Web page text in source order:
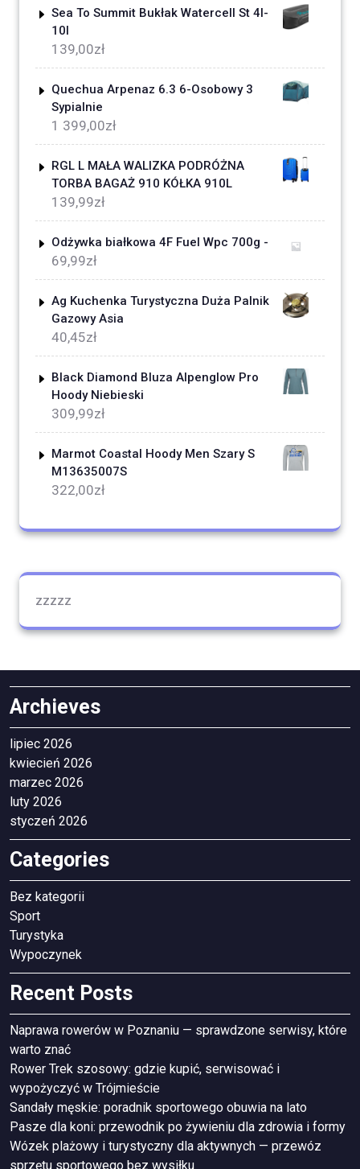
Sea To Summit Bukłak Watercell St 4l-
10l
139,00zł
Quechua Arpenaz 6.3 6-Osobowy 3
Sypialnie
1 399,00zł
RGL L MAŁA WALIZKA PODRÓŻNA
TORBA BAGAŻ 910 KÓŁKA 910L
139,99zł
Odżywka białkowa 4F Fuel Wpc 700g -
69,99zł
Ag Kuchenka Turystyczna Duża Palnik
Gazowy Asia
40,45zł
Black Diamond Bluza Alpenglow Pro
Hoody Niebieski
309,99zł
Marmot Coastal Hoody Men Szary S
M13635007S
322,00zł
zzzzz
Archieves
lipiec 2026
kwiecień 2026
marzec 2026
luty 2026
styczeń 2026
Categories
Bez kategorii
Sport
Turystyka
Wypoczynek
Recent Posts
Naprawa rowerów w Poznaniu — sprawdzone serwisy, które
warto znać
Rower Trek szosowy: gdzie kupić, serwisować i
wypożyczyć w Trójmieście
Sandały męskie: poradnik sportowego obuwia na lato
Pasze dla koni: przewodnik po żywieniu dla zdrowia i formy
Wózek plażowy i turystyczny dla aktywnych — przewóz
sprzętu sportowego bez wysiłku